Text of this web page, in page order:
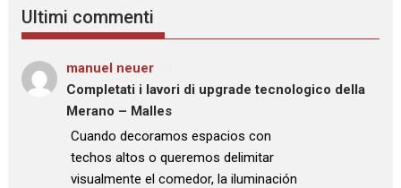
Ultimi commenti
manuel neuer
Completati i lavori di upgrade tecnologico della
Merano – Malles
: “
Cuando decoramos espacios con
techos altos o queremos delimitar
visualmente el comedor, la iluminación